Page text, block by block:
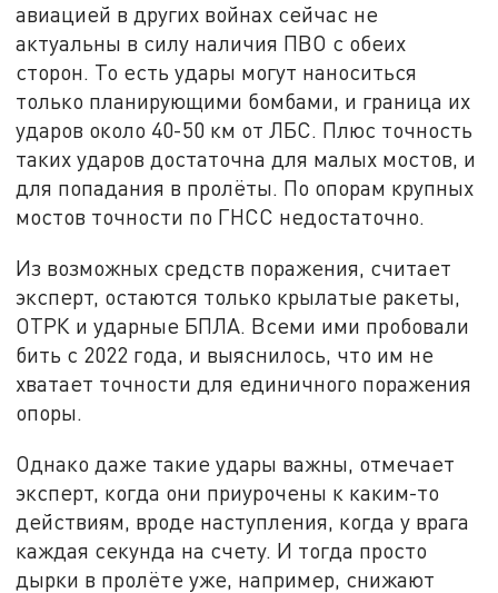
авиацией в других войнах сейчас не
актуальны в силу наличия ПВО с обеих
сторон. То есть удары могут наноситься
только планирующими бомбами, и граница их
ударов около 40-50 км от ЛБС. Плюс точность
таких ударов достаточна для малых мостов, и
для попадания в пролёты. По опорам крупных
мостов точности по ГНСС недостаточно.
Из возможных средств поражения, считает
эксперт, остаются только крылатые ракеты,
ОТРК и ударные БПЛА. Всеми ими пробовали
бить с 2022 года, и выяснилось, что им не
хватает точности для единичного поражения
опоры.
Однако даже такие удары важны, отмечает
эксперт, когда они приурочены к каким-то
действиям, вроде наступления, когда у врага
каждая секунда на счету. И тогда просто
дырки в пролёте уже, например, снижают